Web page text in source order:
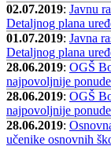
02.07.2019: Javnu
Detaljnog plana
01.07.2019: Javna
Detaljnog plana
28.06.2019: OGŠ
najpovoljnije
28.06.2019: OGŠ
najpovoljnije
28.06.2019:
učenike osnovnih